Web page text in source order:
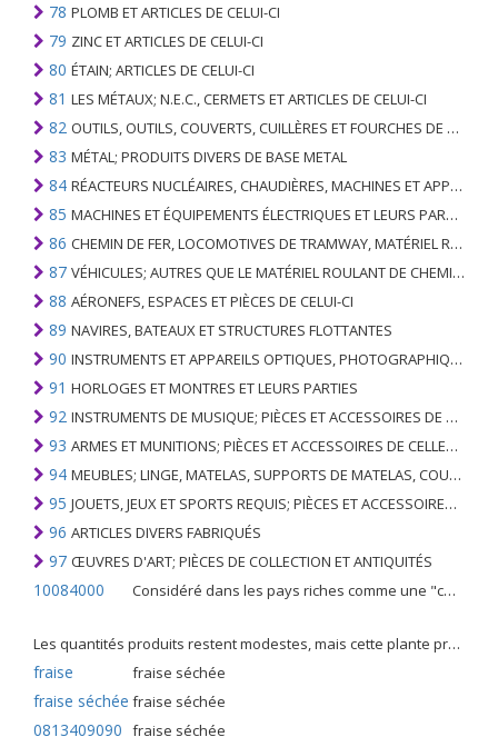
78 PLOMB ET ARTICLES DE CELUI-CI
79 ZINC ET ARTICLES DE CELUI-CI
80 ÉTAIN; ARTICLES DE CELUI-CI
81 LES MÉTAUX; N.E.C., CERMETS ET ARTICLES DE CELUI-CI
82 OUTILS, OUTILS, COUVERTS, CUILLÈRES ET FOURCHES DE MÉTAUX DE BASE; PARTIES DE CELLES-CI, EN METAL DE BASE
83 MÉTAL; PRODUITS DIVERS DE BASE METAL
84 RÉACTEURS NUCLÉAIRES, CHAUDIÈRES, MACHINES ET APPAREILS MÉCANIQUES; PARTIES DE CELLES-CI
85 MACHINES ET ÉQUIPEMENTS ÉLECTRIQUES ET LEURS PARTIES; ENREGISTREURS ET REPRODUCTEURS SONORES; APPAREILS D'ENREGISTREMENT OU DE REPRODUCTION DES IMAGES ET DU SON EN TÉLÉVISION, PIÈCES ET ACCESSOIRES DE TELS ARTICLES
86 CHEMIN DE FER, LOCOMOTIVES DE TRAMWAY, MATÉRIEL ROULANT ET LEURS PARTIES; RACCORDS DE CHEMIN DE FER OU DE TRAMWAY ET RACCORDS ET PIÈCES DE CELLES-CI; ÉQUIPEMENT DE SIGNALISATION DE TRAFIC MÉCANIQUE (Y COMPRIS ÉLECTRO-MÉCANIQUE) DE TOUS TYPES
87 VÉHICULES; AUTRES QUE LE MATÉRIEL ROULANT DE CHEMIN DE FER OU DE TRAMWAY, ET LEURS PIÈCES ET ACCESSOIRES
88 AÉRONEFS, ESPACES ET PIÈCES DE CELUI-CI
89 NAVIRES, BATEAUX ET STRUCTURES FLOTTANTES
90 INSTRUMENTS ET APPAREILS OPTIQUES, PHOTOGRAPHIQUES, CINÉMATOGRAPHIQUES, DE MESURE, DE CONTRÔLE, DE MÉDECINE OU DE CHIRURGIE; PIÈCES ET ACCESSOIRES
91 HORLOGES ET MONTRES ET LEURS PARTIES
92 INSTRUMENTS DE MUSIQUE; PIÈCES ET ACCESSOIRES DE TELS ARTICLES
93 ARMES ET MUNITIONS; PIÈCES ET ACCESSOIRES DE CELLES-CI
94 MEUBLES; LINGE, MATELAS, SUPPORTS DE MATELAS, COUSSINS ET AMEUBLEMENT SIMILAIRE FARCI; LAMPES ET RACCORDS D'ÉCLAIRAGE, N.E.C .; SIGNES LUMINEUSES, PLAQUES DE NOMS LUMINEUSES ET SIMILAIRES; BÂTIMENTS PRÉFABRIQUÉS
95 JOUETS, JEUX ET SPORTS REQUIS; PIÈCES ET ACCESSOIRES DE CELLES-CI
96 ARTICLES DIVERS FABRIQUÉS
97 ŒUVRES D'ART; PIÈCES DE COLLECTION ET ANTIQUITÉS
10084000 Considéré dans les pays riches comme une "céréale mineure", le fonio blanc est une graminée de la famille des poaceae cultivée pour ses graines dans certaines régions d'Afrique.
Les quantités produits restent modestes, mais cette plante présente malgré tout de nombreuses qualités. Elle est utilisé dans l'alimentation humaine et entre dans la préparation de nombreuses recettes traditionnelles africaines comme le couscous, la bouillie, les boulettes, les beignets et même le pain.
fraise fraise séchée
fraise séchée fraise séchée
0813409090 fraise séchée